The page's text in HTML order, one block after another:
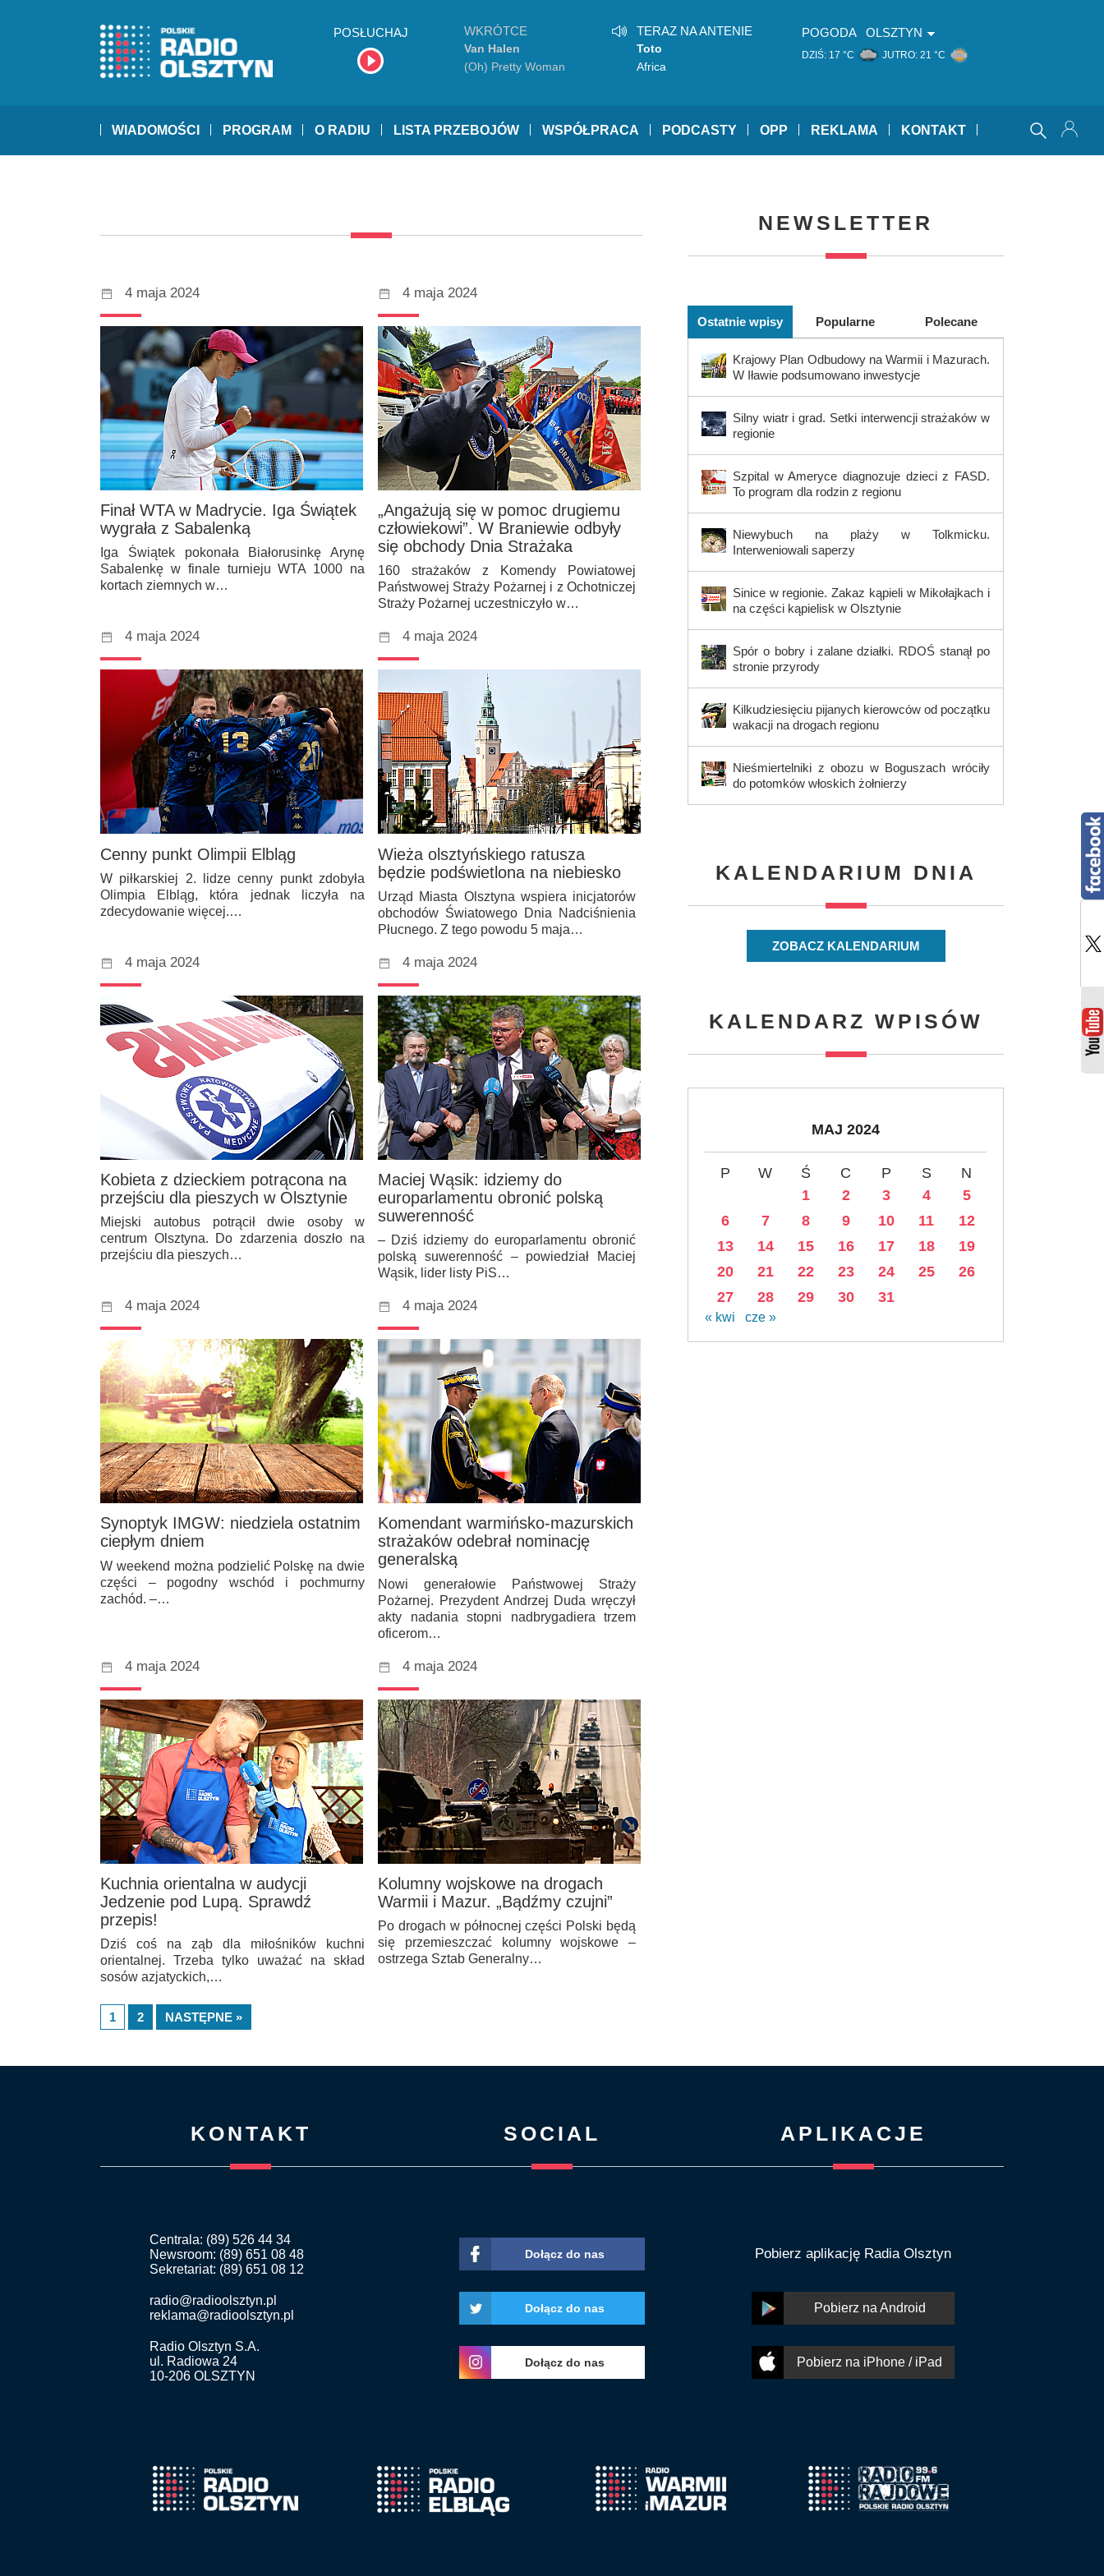
POSŁUCHAJ WKRÓTCE
Van Halen
(Oh) Pretty Woman
TERAZ NA ANTENIE
Toto
Africa
POGODA OLSZTYN
DZIŚ: 17 °C JUTRO: 21 °C
WIADOMOŚCI PROGRAM O RADIU LISTA PRZEBOJÓW WSPÓŁPRACA PODCASTY OPP REKLAMA KONTAKT
4 maja 2024
Finał WTA w Madrycie. Iga Świątek
wygrała z Sabalenką
Iga Świątek pokonała Białorusinkę Arynę
Sabalenkę w finale turnieju WTA 1000 na
kortach ziemnych w…
4 maja 2024
„Angażują się w pomoc drugiemu
człowiekowi”. W Braniewie odbyły
się obchody Dnia Strażaka
160 strażaków z Komendy Powiatowej
Państwowej Straży Pożarnej i z Ochotniczej
Straży Pożarnej uczestniczyło w…
4 maja 2024
Cenny punkt Olimpii Elbląg
W piłkarskiej 2. lidze cenny punkt zdobyła
Olimpia Elbląg, która jednak liczyła na
zdecydowanie więcej.…
4 maja 2024
Wieża olsztyńskiego ratusza
będzie podświetlona na niebiesko
Urząd Miasta Olsztyna wspiera inicjatorów
obchodów Światowego Dnia Nadciśnienia
Płucnego. Z tego powodu 5 maja…
4 maja 2024
Kobieta z dzieckiem potrącona na
przejściu dla pieszych w Olsztynie
Miejski autobus potrącił dwie osoby w
centrum Olsztyna. Do zdarzenia doszło na
przejściu dla pieszych…
4 maja 2024
Maciej Wąsik: idziemy do
europarlamentu obronić polską
suwerenność
– Dziś idziemy do europarlamentu obronić
polską suwerenność – powiedział Maciej
Wąsik, lider listy PiS…
4 maja 2024
Synoptyk IMGW: niedziela ostatnim
ciepłym dniem
W weekend można podzielić Polskę na dwie
części – pogodny wschód i pochmurny
zachód. –…
4 maja 2024
Komendant warmińsko-mazurskich
strażaków odebrał nominację
generalską
Nowi generałowie Państwowej Straży
Pożarnej. Prezydent Andrzej Duda wręczył
akty nadania stopni nadbrygadiera trzem
oficerom…
4 maja 2024
Kuchnia orientalna w audycji
Jedzenie pod Lupą. Sprawdź
przepis!
Dziś coś na ząb dla miłośników kuchni
orientalnej. Trzeba tylko uważać na skład
sosów azjatyckich,…
4 maja 2024
Kolumny wojskowe na drogach
Warmii i Mazur. „Bądźmy czujni”
Po drogach w północnej części Polski będą
się przemieszczać kolumny wojskowe –
ostrzega Sztab Generalny…
1 2 NASTĘPNE »
NEWSLETTER
Ostatnie wpisy Popularne Polecane
Krajowy Plan Odbudowy na Warmii i Mazurach.
W Iławie podsumowano inwestycje
Silny wiatr i grad. Setki interwencji strażaków w
regionie
Szpital w Ameryce diagnozuje dzieci z FASD.
To program dla rodzin z regionu
Niewybuch na plaży w Tolkmicku.
Interweniowali saperzy
Sinice w regionie. Zakaz kąpieli w Mikołajkach i
na części kąpielisk w Olsztynie
Spór o bobry i zalane działki. RDOŚ stanął po
stronie przyrody
Kilkudziesięciu pijanych kierowców od początku
wakacji na drogach regionu
Nieśmiertelniki z obozu w Boguszach wróciły
do potomków włoskich żołnierzy
KALENDARIUM DNIA
ZOBACZ KALENDARIUM
KALENDARZ WPISÓW
MAJ 2024
P W Ś C P S
N
1
2 3 4
5
6
7 8 9 10 11
12
13
14 15 16 17 18
19
20
21 22 23 24 25
26
27
28 29 30 31
« kwi cze »
KONTAKT
Centrala: (89) 526 44 34
Newsroom: (89) 651 08 48
Sekretariat: (89) 651 08 12
radio@radioolsztyn.pl
reklama@radioolsztyn.pl
Radio Olsztyn S.A.
ul. Radiowa 24
10-206 OLSZTYN
SOCIAL
Dołącz do nas
Dołącz do nas
Dołącz do nas
APLIKACJE
Pobierz aplikację Radia Olsztyn
Pobierz na Android
Pobierz na iPhone / iPad